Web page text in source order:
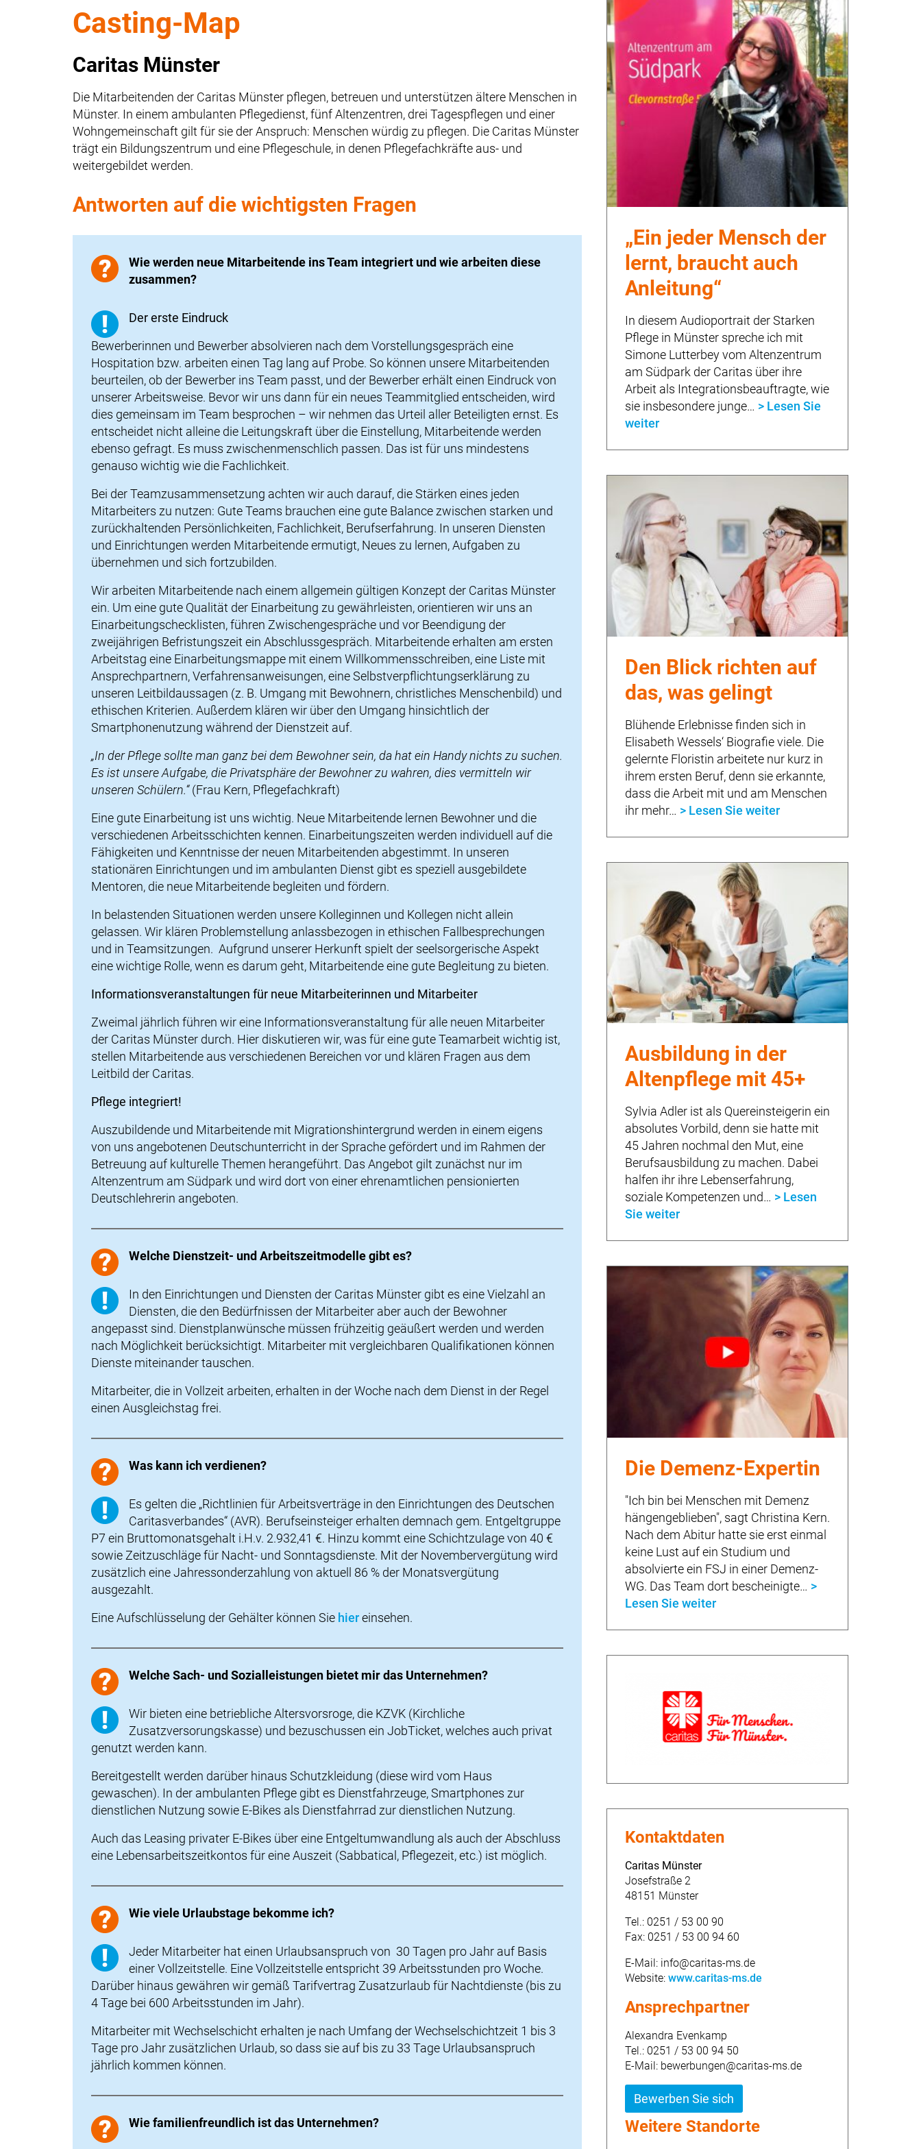
Casting-Map
Caritas Münster
Die Mitarbeitenden der Caritas Münster pflegen, betreuen und unterstützen ältere Menschen in
Münster. In einem ambulanten Pflegedienst, fünf Altenzentren, drei Tagespflegen und einer
Wohngemeinschaft gilt für sie der Anspruch: Menschen würdig zu pflegen. Die Caritas Münster
trägt ein Bildungszentrum und eine Pflegeschule, in denen Pflegefachkräfte aus- und
weitergebildet werden.
Antworten auf die wichtigsten Fragen
Wie werden neue Mitarbeitende ins Team integriert und wie arbeiten diese
zusammen?
Der erste Eindruck
Bewerberinnen und Bewerber absolvieren nach dem Vorstellungsgespräch eine
Hospitation bzw. arbeiten einen Tag lang auf Probe. So können unsere Mitarbeitenden
beurteilen, ob der Bewerber ins Team passt, und der Bewerber erhält einen Eindruck von
unserer Arbeitsweise. Bevor wir uns dann für ein neues Teammitglied entscheiden, wird
dies gemeinsam im Team besprochen – wir nehmen das Urteil aller Beteiligten ernst. Es
entscheidet nicht alleine die Leitungskraft über die Einstellung, Mitarbeitende werden
ebenso gefragt. Es muss zwischenmenschlich passen. Das ist für uns mindestens
genauso wichtig wie die Fachlichkeit.
Bei der Teamzusammensetzung achten wir auch darauf, die Stärken eines jeden
Mitarbeiters zu nutzen: Gute Teams brauchen eine gute Balance zwischen starken und
zurückhaltenden Persönlichkeiten, Fachlichkeit, Berufserfahrung. In unseren Diensten
und Einrichtungen werden Mitarbeitende ermutigt, Neues zu lernen, Aufgaben zu
übernehmen und sich fortzubilden.
Wir arbeiten Mitarbeitende nach einem allgemein gültigen Konzept der Caritas Münster
ein. Um eine gute Qualität der Einarbeitung zu gewährleisten, orientieren wir uns an
Einarbeitungschecklisten, führen Zwischengespräche und vor Beendigung der
zweijährigen Befristungszeit ein Abschlussgespräch. Mitarbeitende erhalten am ersten
Arbeitstag eine Einarbeitungsmappe mit einem Willkommensschreiben, eine Liste mit
Ansprechpartnern, Verfahrensanweisungen, eine Selbstverpflichtungserklärung zu
unseren Leitbildaussagen (z. B. Umgang mit Bewohnern, christliches Menschenbild) und
ethischen Kriterien. Außerdem klären wir über den Umgang hinsichtlich der
Smartphonenutzung während der Dienstzeit auf.
„In der Pflege sollte man ganz bei dem Bewohner sein, da hat ein Handy nichts zu suchen.
Es ist unsere Aufgabe, die Privatsphäre der Bewohner zu wahren, dies vermitteln wir
unseren Schülern.“(Frau Kern, Pflegefachkraft)
Eine gute Einarbeitung ist uns wichtig. Neue Mitarbeitende lernen Bewohner und die
verschiedenen Arbeitsschichten kennen. Einarbeitungszeiten werden individuell auf die
Fähigkeiten und Kenntnisse der neuen Mitarbeitenden abgestimmt. In unseren
stationären Einrichtungen und im ambulanten Dienst gibt es speziell ausgebildete
Mentoren, die neue Mitarbeitende begleiten und fördern.
In belastenden Situationen werden unsere Kolleginnen und Kollegen nicht allein
gelassen. Wir klären Problemstellung anlassbezogen in ethischen Fallbesprechungen
und in Teamsitzungen. Aufgrund unserer Herkunft spielt der seelsorgerische Aspekt
eine wichtige Rolle, wenn es darum geht, Mitarbeitende eine gute Begleitung zu bieten.
Informationsveranstaltungen für neue Mitarbeiterinnen und Mitarbeiter
Zweimal jährlich führen wir eine Informationsveranstaltung für alle neuen Mitarbeiter
der Caritas Münster durch. Hier diskutieren wir, was für eine gute Teamarbeit wichtig ist,
stellen Mitarbeitende aus verschiedenen Bereichen vor und klären Fragen aus dem
Leitbild der Caritas.
Pflege integriert!
Auszubildende und Mitarbeitende mit Migrationshintergrund werden in einem eigens
von uns angebotenen Deutschunterricht in der Sprache gefördert und im Rahmen der
Betreuung auf kulturelle Themen herangeführt. Das Angebot gilt zunächst nur im
Altenzentrum am Südpark und wird dort von einer ehrenamtlichen pensionierten
Deutschlehrerin angeboten.
Welche Dienstzeit- und Arbeitszeitmodelle gibt es?
In den Einrichtungen und Diensten der Caritas Münster gibt es eine Vielzahl an
Diensten, die den Bedürfnissen der Mitarbeiter aber auch der Bewohner
angepasst sind. Dienstplanwünsche müssen frühzeitig geäußert werden und werden
nach Möglichkeit berücksichtigt. Mitarbeiter mit vergleichbaren Qualifikationen können
Dienste miteinander tauschen.
Mitarbeiter, die in Vollzeit arbeiten, erhalten in der Woche nach dem Dienst in der Regel
einen Ausgleichstag frei.
Was kann ich verdienen?
Es gelten die „Richtlinien für Arbeitsverträge in den Einrichtungen des Deutschen
Caritasverbandes“ (AVR). Berufseinsteiger erhalten demnach gem. Entgeltgruppe
P7 ein Bruttomonatsgehalt i.H.v. 2.932,41 €. Hinzu kommt eine Schichtzulage von 40 €
sowie Zeitzuschläge für Nacht- und Sonntagsdienste. Mit der Novembervergütung wird
zusätzlich eine Jahressonderzahlung von aktuell 86 % der Monatsvergütung
ausgezahlt.
Eine Aufschlüsselung der Gehälter können Sie hiereinsehen.
Welche Sach- und Sozialleistungen bietet mir das Unternehmen?
Wir bieten eine betriebliche Altersvorsroge, die KZVK (Kirchliche
Zusatzversorungskasse) und bezuschussen ein JobTicket, welches auch privat
genutzt werden kann.
Bereitgestellt werden darüber hinaus Schutzkleidung (diese wird vom Haus
gewaschen). In der ambulanten Pflege gibt es Dienstfahrzeuge, Smartphones zur
dienstlichen Nutzung sowie E-Bikes als Dienstfahrrad zur dienstlichen Nutzung.
Auch das Leasing privater E-Bikes über eine Entgeltumwandlung als auch der Abschluss
eine Lebensarbeitszeitkontos für eine Auszeit (Sabbatical, Pflegezeit, etc.) ist möglich.
Wie viele Urlaubstage bekomme ich?
Jeder Mitarbeiter hat einen Urlaubsanspruch von 30 Tagen pro Jahr auf Basis
einer Vollzeitstelle. Eine Vollzeitstelle entspricht 39 Arbeitsstunden pro Woche.
Darüber hinaus gewähren wir gemäß Tarifvertrag Zusatzurlaub für Nachtdienste (bis zu
4 Tage bei 600 Arbeitsstunden im Jahr).
Mitarbeiter mit Wechselschicht erhalten je nach Umfang der Wechselschichtzeit 1 bis 3
Tage pro Jahr zusätzlichen Urlaub, so dass sie auf bis zu 33 Tage Urlaubsanspruch
jährlich kommen können.
Wie familienfreundlich ist das Unternehmen?
„Ein jeder Mensch der
lernt, braucht auch
Anleitung“
In diesem Audioportrait der Starken
Pflege in Münster spreche ich mit
Simone Lutterbey vom Altenzentrum
am Südpark der Caritas über ihre
Arbeit als Integrationsbeauftragte, wie
sie insbesondere junge… > Lesen Sie
weiter
Den Blick richten auf
das, was gelingt
Blühende Erlebnisse finden sich in
Elisabeth Wessels‘ Biografie viele. Die
gelernte Floristin arbeitete nur kurz in
ihrem ersten Beruf, denn sie erkannte,
dass die Arbeit mit und am Menschen
ihr mehr… > Lesen Sie weiter
Ausbildung in der
Altenpflege mit 45+
Sylvia Adler ist als Quereinsteigerin ein
absolutes Vorbild, denn sie hatte mit
45 Jahren nochmal den Mut, eine
Berufsausbildung zu machen. Dabei
halfen ihr ihre Lebenserfahrung,
soziale Kompetenzen und… > Lesen
Sie weiter
Die Demenz-Expertin
"Ich bin bei Menschen mit Demenz
hängengeblieben", sagt Christina Kern.
Nach dem Abitur hatte sie erst einmal
keine Lust auf ein Studium und
absolvierte ein FSJ in einer Demenz-
WG. Das Team dort bescheinigte… >
Lesen Sie weiter
Kontaktdaten
Caritas Münster
Josefstraße 2
48151 Münster
Tel.: 0251 / 53 00 90
Fax: 0251 / 53 00 94 60
E-Mail: info@caritas-ms.de
Website: www.caritas-ms.de
Ansprechpartner
Alexandra Evenkamp
Tel.: 0251 / 53 00 94 50
E-Mail: bewerbungen@caritas-ms.de
Bewerben Sie sich
Weitere Standorte